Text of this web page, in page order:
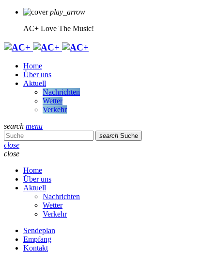
play_arrow
AC+ Love The Music!
Home
Über uns
Aktuell
Nachrichten
Wetter
Verkehr
search menu
search Suche
close
close
Home
Über uns
Aktuell
Nachrichten
Wetter
Verkehr
Sendeplan
Empfang
Kontakt